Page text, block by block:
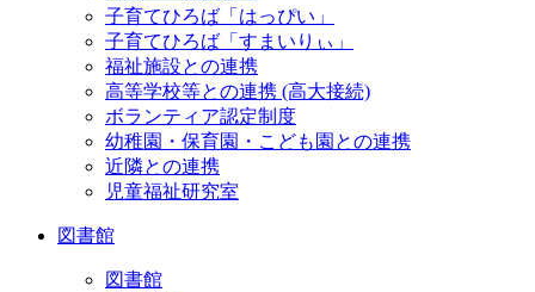
子育てひろば「はっぴい」
子育てひろば「すまいりぃ」
福祉施設との連携
高等学校等との連携 (高大接続)
ボランティア認定制度
幼稚園・保育園・こども園との連携
近隣との連携
児童福祉研究室
図書館
図書館